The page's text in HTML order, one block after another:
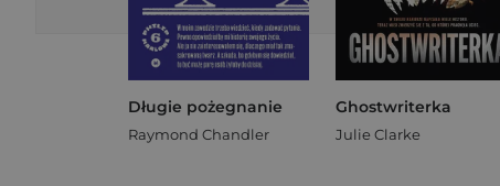
Długie pożegnanie
Raymond Chandler
Ghostwriterka
Julie Clarke